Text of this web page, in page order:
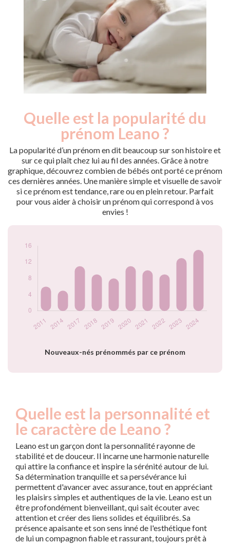
Quelle est la popularité du
prénom Leano ?
La popularité d’un prénom en dit beaucoup sur son histoire et
sur ce qui plaît chez lui au fil des années. Grâce à notre
graphique, découvrez combien de bébés ont porté ce prénom
ces dernières années. Une manière simple et visuelle de savoir
si ce prénom est tendance, rare ou en plein retour. Parfait
pour vous aider à choisir un prénom qui correspond à vos
envies !
Nouveaux-nés prénommés par ce prénom
prénom Leano par
Année
Nouveaux-
nés
2014
5
2017
11
2018
9
2019
8
2020
11
2021
10
Quelle est la personnalité et
le caractère de Leano ?
Leano est un garçon dont la personnalité rayonne de
stabilité et de douceur. Il incarne une harmonie naturelle
qui attire la confiance et inspire la sérénité autour de lui.
Sa détermination tranquille et sa persévérance lui
permettent d'avancer avec assurance, tout en appréciant
les plaisirs simples et authentiques de la vie. Leano est un
être profondément bienveillant, qui sait écouter avec
attention et créer des liens solides et équilibrés. Sa
présence apaisante et son sens inné de l'esthétique font
de lui un compagnon fiable et rassurant, toujours prêt à